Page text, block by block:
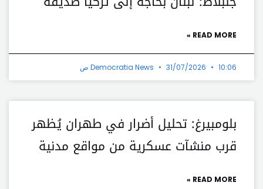
READ MORE »
Democratia News 31/07/2026 10:06 ص
بلومبيرغ: تحليل أضرار في طهران يُظهر
قرب منشآت عسكرية من مواقع مدنية
READ MORE »